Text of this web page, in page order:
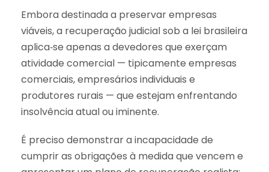
Embora destinada a preservar empresas
viáveis, a recuperação judicial sob a lei brasileira
aplica‑se apenas a devedores que exerçam
atividade comercial — tipicamente empresas
comerciais, empresários individuais e
produtores rurais — que estejam enfrentando
insolvência atual ou iminente.
É preciso demonstrar a incapacidade de
cumprir as obrigações à medida que vencem e